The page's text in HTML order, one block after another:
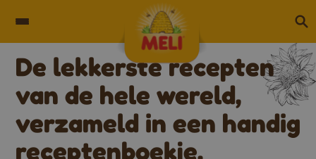
Receptenboekjes
De lekkerste recepten
van de hele wereld,
verzameld in een handig
receptenboekje.